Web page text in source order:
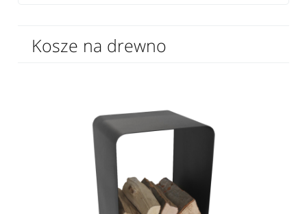
Kosze na drewno